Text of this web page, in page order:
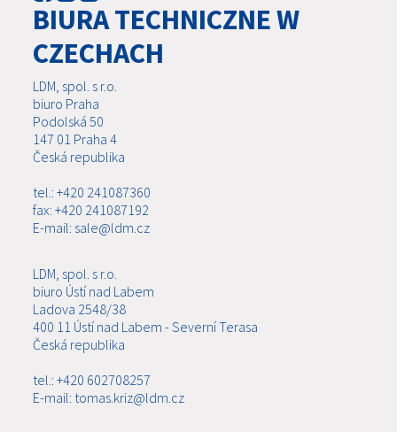
BIURA TECHNICZNE W
CZECHACH
LDM, spol. s r.o.
biuro Praha
Podolská 50
147 01 Praha 4
Česká republika
tel.: +420 241087360
fax: +420 241087192
E-mail: sale@ldm.cz
LDM, spol. s r.o.
biuro Ústí nad Labem
Ladova 2548/38
400 11 Ústí nad Labem - Severní Terasa
Česká republika
tel.: +420 602708257
E-mail: tomas.kriz@ldm.cz